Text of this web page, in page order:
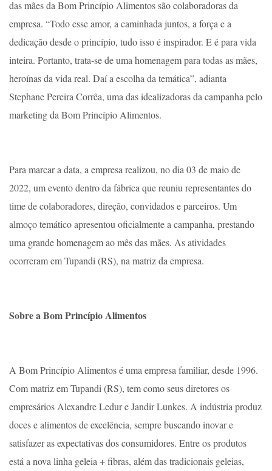
das mães da Bom Princípio Alimentos são colaboradoras da
empresa. “Todo esse amor, a caminhada juntos, a força e a
dedicação desde o princípio, tudo isso é inspirador. E é para vida
inteira. Portanto, trata-se de uma homenagem para todas as mães,
heroínas da vida real. Daí a escolha da temática”, adianta
Stephane Pereira Corrêa, uma das idealizadoras da campanha pelo
marketing da Bom Princípio Alimentos.
Para marcar a data, a empresa realizou, no dia 03 de maio de
2022, um evento dentro da fábrica que reuniu representantes do
time de colaboradores, direção, convidados e parceiros. Um
almoço temático apresentou oficialmente a campanha, prestando
uma grande homenagem ao mês das mães. As atividades
ocorreram em Tupandi (RS), na matriz da empresa.
Sobre a Bom Princípio Alimentos
A Bom Princípio Alimentos é uma empresa familiar, desde 1996.
Com matriz em Tupandi (RS), tem como seus diretores os
empresários Alexandre Ledur e Jandir Lunkes. A indústria produz
doces e alimentos de excelência, sempre buscando inovar e
satisfazer as expectativas dos consumidores. Entre os produtos
está a nova linha geleia + fibras, além das tradicionais geleias,